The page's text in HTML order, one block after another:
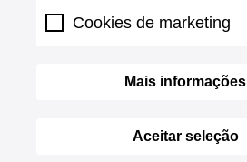
Cookies de marketing
Mais informações
Aceitar seleção